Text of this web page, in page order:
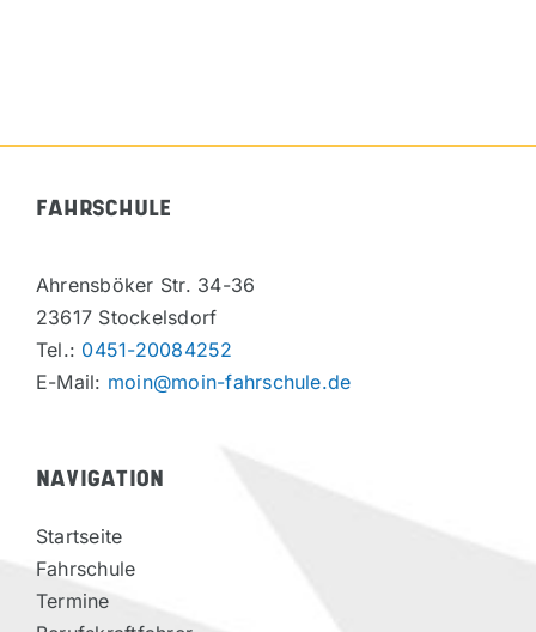
FAHRSCHULE
Ahrensböker Str. 34-36
23617 Stockelsdorf
Tel.: 0451-20084252
E-Mail: moin@moin-fahrschule.de
NAVIGATION
Startseite
Fahrschule
Termine